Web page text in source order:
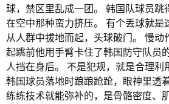
球，禁区里乱成一团。 韩国队球员跳
在空中那种蛮力挤压。 有个丢球就是
从人群中拔地而起，头球破门。 慢动
起跳前他用手臂卡住了韩国防守队员
人挡在身后。 不是犯规，就是合理利
韩国球员落地时踉踉跄跄，眼神里透
练练技术就能弥补的，是骨骼密度、